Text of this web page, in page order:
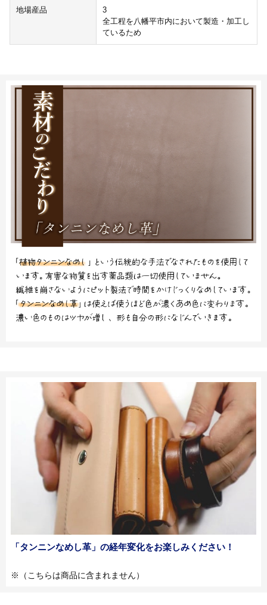
地場産品
3
全工程を八幡平市内において製造・加工し
ているため
「タンニンなめし革」の経年変化をお楽しみください！​
※（こちらは商品に含まれません）